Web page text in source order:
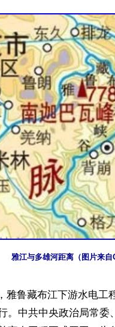
雅江与多雄河距离（图片来自
雅鲁藏布江下游水电工
。中共中央政治局常委